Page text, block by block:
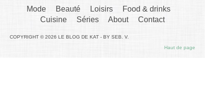
Mode Beauté Loisirs
Food & drinks
Cuisine
Séries About Contact
COPYRIGHT © 2026 LE BLOG DE KAT - BY SEB. V.
Haut de page